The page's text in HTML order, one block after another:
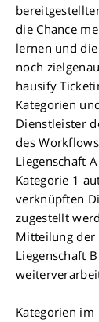
die Chance
lernen und
noch
hausify
Kategorien
Dienstleister
des
Liegenschaft
Kategorie 1
verknüpften
zugestellt
Mitteilung der
Liegenschaft
Kategorien im